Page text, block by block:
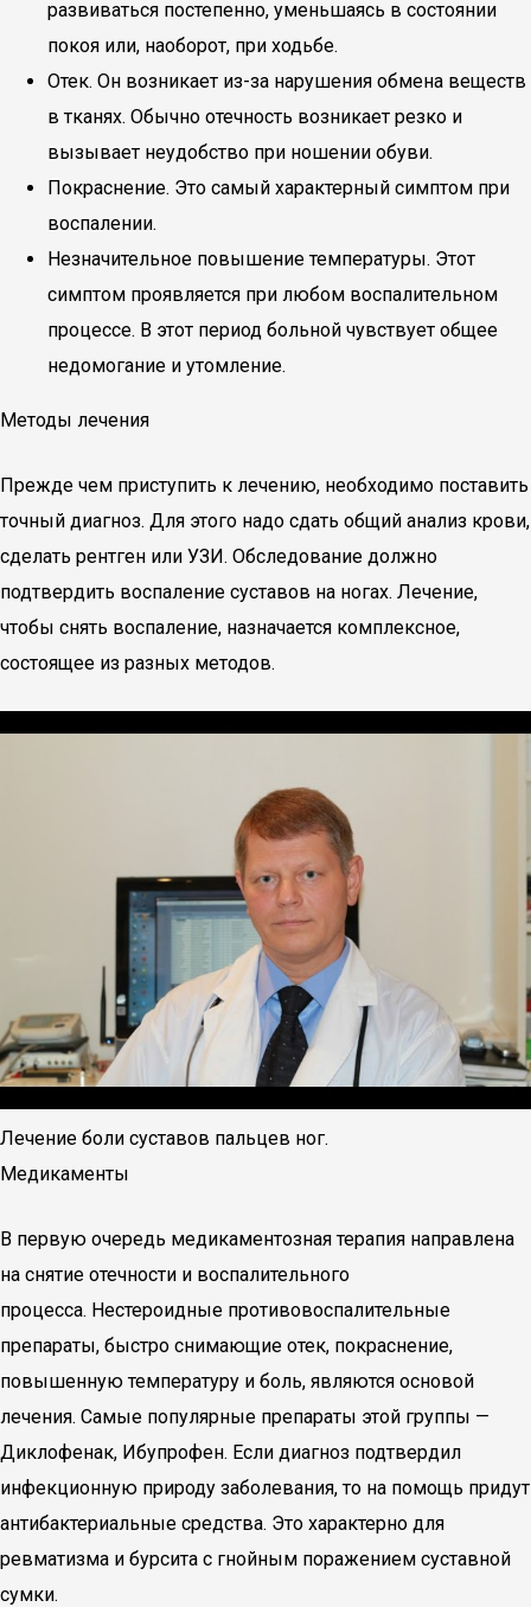
развиваться постепенно, уменьшаясь в состоянии
покоя или, наоборот, при ходьбе.
Отек. Он возникает из-за нарушения обмена веществ
в тканях. Обычно отечность возникает резко и
вызывает неудобство при ношении обуви.
Покраснение. Это самый характерный симптом при
воспалении.
Незначительное повышение температуры. Этот
симптом проявляется при любом воспалительном
процессе. В этот период больной чувствует общее
недомогание и утомление.
Методы лечения
Прежде чем приступить к лечению, необходимо поставить
точный диагноз. Для этого надо сдать общий анализ крови,
сделать рентген или УЗИ. Обследование должно
подтвердить воспаление суставов на ногах. Лечение,
чтобы снять воспаление, назначается комплексное,
состоящее из разных методов.
Лечение боли суставов пальцев ног.
Медикаменты
В первую очередь медикаментозная терапия направлена
на снятие отечности и воспалительного
процесса. Нестероидные противовоспалительные
препараты, быстро снимающие отек, покраснение,
повышенную температуру и боль, являются основой
лечения. Самые популярные препараты этой группы —
Диклофенак, Ибупрофен. Если диагноз подтвердил
инфекционную природу заболевания, то на помощь придут
антибактериальные средства. Это характерно для
ревматизма и бурсита с гнойным поражением суставной
сумки.